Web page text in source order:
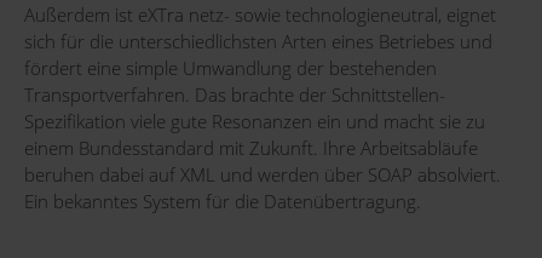
Außerdem ist eXTra netz- sowie technologieneutral, eignet
sich für die unterschiedlichsten Arten eines Betriebes und
fördert eine simple Umwandlung der bestehenden
Transportverfahren. Das brachte der Schnittstellen-
Spezifikation viele gute Resonanzen ein und macht sie zu
einem Bundesstandard mit Zukunft. Ihre Arbeitsabläufe
beruhen dabei auf XML und werden über SOAP absolviert.
Ein bekanntes System für die Datenübertragung.